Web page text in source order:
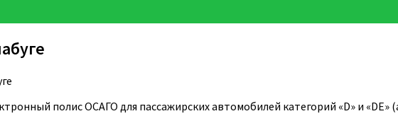
полис ОСАГО для пассажирских автомобилей категорий «D» и «DE»